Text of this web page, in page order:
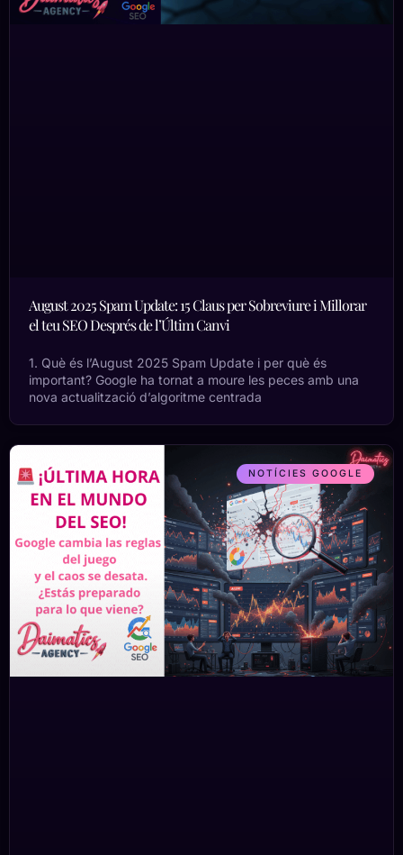
August 2025 Spam Update: 15 Claus per Sobreviure i Millorar
el teu SEO Després de l’Últim Canvi
1. Què és l’August 2025 Spam Update i per què és
important? Google ha tornat a moure les peces amb una
nova actualització d’algoritme centrada
NOTÍCIES GOOGLE